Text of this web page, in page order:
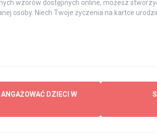
wzorów dostępnych online, możesz
osoby. Niech Twoje życzenia na kartce
DZIECI W